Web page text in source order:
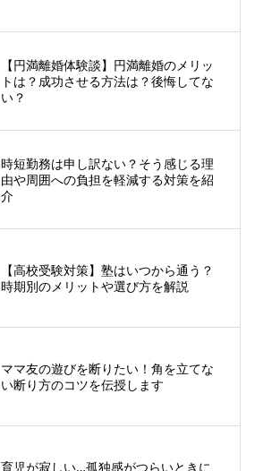
【円満離婚体験談】円満離婚のメリッ
トは？成功させる方法は？後悔してな
い？
時短勤務は申し訳ない？そう感じる理
由や周囲への負担を軽減する対策を紹
介
【高校受験対策】塾はいつから通う？
時期別のメリットや選び方を解説
ママ友の遊びを断りたい！角を立てな
い断り方のコツを伝授します
育児が寂しい…孤独感がつらいときに